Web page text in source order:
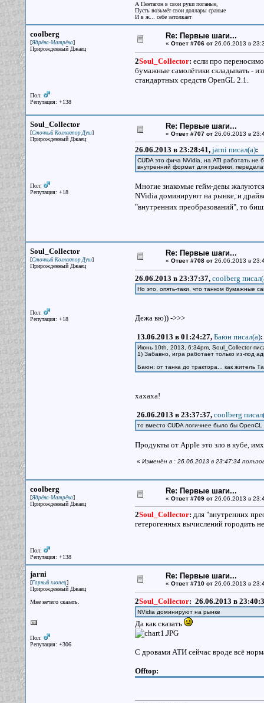
А Пентагон в свои руки поганые,
Пусть возьмёт свои доллары сраные
И в ж... себе затолкает
coolberg
[Ядрёна-Матрёна]
Прирожденный Джаец
Пол:
Репутация: +138
Re: Первые шаги...
« Ответ #706 от26.06.2013 в
2Soul_Collector: если про
бумажные самолётики складывать -
стандартных средств OpenGL 2.1.
Soul_Collector
[Сточный Коллектор Душ]
Прирожденный Джаец
Пол:
Репутация: +18
Re: Первые шаги...
« Ответ #707 от26.06.2013 в
26.06.2013 в 23:28:41, jarni писал(a):
CUDA это фича NVidia, на ATI работать не
внутренний формат для графики,
Многие знакомые гейм-девы
NVidia доминируют на рынке, и
"внутренних преобразований", то
Soul_Collector
[Сточный Коллектор Душ]
Прирожденный Джаец
Пол:
Репутация: +18
Re: Первые шаги...
« Ответ #708 от26.06.2013 в
26.06.2013 в 23:37:37, coolberg
Но это, опять-таки, что танком бумажные
Дежа вю)) ->>>
13.06.2013 в 01:24:27, Баюн писал(a):
Июнь 10th, 2013, 6:34pm, Soul_Collector
1) Забавно, игра работает только из-под
Баюн: от танка до трактора... как житель
хахаха!
26.06.2013 в 23:37:37, coolberg
то вместо CUDA логичнее было бы OpenCL
Продукты от Apple это зло в кубе,
« Изменён в : 26.06.2013 в 23:47:34
coolberg
[Ядрёна-Матрёна]
Прирожденный Джаец
Пол:
Репутация: +138
Re: Первые шаги...
« Ответ #709 от26.06.2013 в
2Soul_Collector: для "внутренних
гетерогенных вычислений городить
jarni
[Гарный хлопец]
Прирожденный Джаец
Мне нечего сказать.
Пол:
Репутация: +306
Re: Первые шаги...
« Ответ #710 от26.06.2013 в
2Soul_Collector: 26.06.2013 в
NVidia доминируют на рынке
Да как сказать
С дровами АТИ сейчас вроде всё
Offtop: